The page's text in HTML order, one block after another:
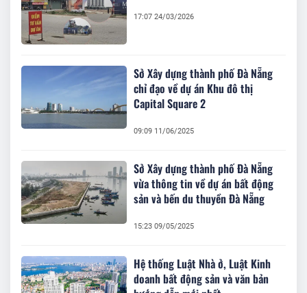
17:07 24/03/2026
Sở Xây dựng thành phố Đà Nẵng
chỉ đạo về dự án Khu đô thị
Capital Square 2
09:09 11/06/2025
Sở Xây dựng thành phố Đà Nẵng
vừa thông tin về dự án bất động
sản và bến du thuyền Đà Nẵng
15:23 09/05/2025
Hệ thống Luật Nhà ở, Luật Kinh
doanh bất động sản và văn bản